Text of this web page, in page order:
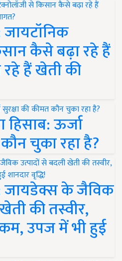
कैसे बढ़ा रहे हैं
हैं खेती की
ऊर्जा
चुका रहा है?
जायडेक्स के जैविक
की तस्वीर,
उपज में भी हुई